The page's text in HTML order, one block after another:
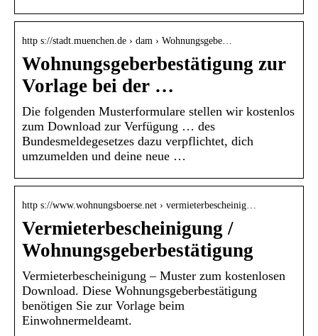
http s://stadt.muenchen.de › dam › Wohnungsgebe…
Wohnungsgeberbestätigung zur
Vorlage bei der …
Die folgenden Musterformulare stellen wir kostenlos
zum Download zur Verfügung … des
Bundesmeldegesetzes dazu verpflichtet, dich
umzumelden und deine neue …
http s://www.wohnungsboerse.net › vermieterbescheinig…
Vermieterbescheinigung /
Wohnungsgeberbestätigung
Vermieterbescheinigung – Muster zum kostenlosen
Download. Diese Wohnungsgeberbestätigung
benötigen Sie zur Vorlage beim
Einwohnermeldeamt.